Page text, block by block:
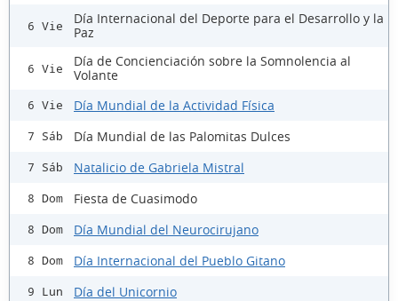
6 Vie
Día Internacional del Deporte para el Desarrollo y la
Paz
6 Vie
Día de Concienciación sobre la Somnolencia al
Volante
6 Vie Día Mundial de la Actividad Física
7 Sáb Día Mundial de las Palomitas Dulces
7 Sáb Natalicio de Gabriela Mistral
8 Dom Fiesta de Cuasimodo
8 Dom Día Mundial del Neurocirujano
8 Dom Día Internacional del Pueblo Gitano
9 Lun Día del Unicornio